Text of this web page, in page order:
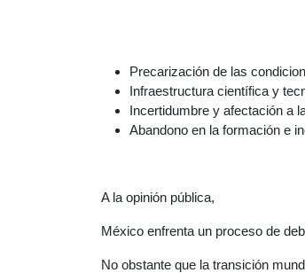
Precarización de las
Infraestructura científica y
Incertidumbre y afectación a
Abandono en la formación e
A la opinión pública,
México enfrenta un proceso de
No obstante que la transición